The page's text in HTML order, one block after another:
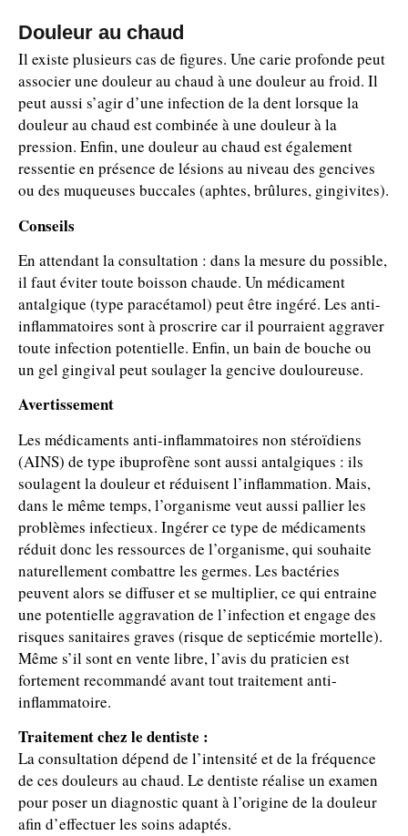
Douleur au chaud
Il existe plusieurs cas de figures. Une carie profonde peut
associer une douleur au chaud à une douleur au froid. Il
peut aussi s’agir d’une infection de la dent lorsque la
douleur au chaud est combinée à une douleur à la
pression. Enfin, une douleur au chaud est également
ressentie en présence de lésions au niveau des gencives
ou des muqueuses buccales (aphtes, brûlures, gingivites).
Conseils
En attendant la consultation : dans la mesure du possible,
il faut éviter toute boisson chaude. Un médicament
antalgique (type paracétamol) peut être ingéré. Les anti-
inflammatoires sont à proscrire car il pourraient aggraver
toute infection potentielle. Enfin, un bain de bouche ou
un gel gingival peut soulager la gencive douloureuse.
Avertissement
Les médicaments anti-inflammatoires non stéroïdiens
(AINS) de type ibuprofène sont aussi antalgiques : ils
soulagent la douleur et réduisent l’inflammation. Mais,
dans le même temps, l’organisme veut aussi pallier les
problèmes infectieux. Ingérer ce type de médicaments
réduit donc les ressources de l’organisme, qui souhaite
naturellement combattre les germes. Les bactéries
peuvent alors se diffuser et se multiplier, ce qui entraine
une potentielle aggravation de l’infection et engage des
risques sanitaires graves (risque de septicémie mortelle).
Même s’il sont en vente libre, l’avis du praticien est
fortement recommandé avant tout traitement anti-
inflammatoire.
Traitement chez le dentiste :
La consultation dépend de l’intensité et de la fréquence
de ces douleurs au chaud. Le dentiste réalise un examen
pour poser un diagnostic quant à l’origine de la douleur
afin d’effectuer les soins adaptés.